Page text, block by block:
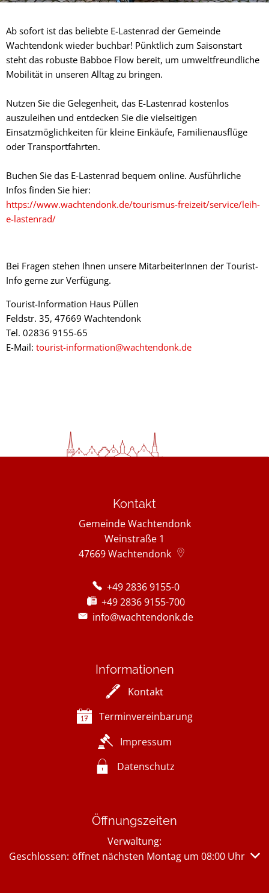
Ab sofort ist das beliebte E-Lastenrad der Gemeinde
Wachtendonk wieder buchbar! Pünktlich zum Saisonstart
steht das robuste Babboe Flow bereit, um umweltfreundliche
Mobilität in unseren Alltag zu bringen.
Nutzen Sie die Gelegenheit, das E-Lastenrad kostenlos
auszuleihen und entdecken Sie die vielseitigen
Einsatzmöglichkeiten für kleine Einkäufe, Familienausflüge
oder Transportfahrten.
Buchen Sie das E-Lastenrad bequem online. Ausführliche
Infos finden Sie hier:
https://www.wachtendonk.de/tourismus-freizeit/service/leih-
e-lastenrad/
Bei Fragen stehen Ihnen unsere MitarbeiterInnen der Tourist-
Info gerne zur Verfügung.
Tourist-Information Haus Püllen
Feldstr. 35, 47669 Wachtendonk
Tel. 02836 9155-65
E-Mail: tourist-information@wachtendonk.de
Kontakt
Gemeinde Wachtendonk
Weinstraße 1
47669Wachtendonk
+49 2836 9155-0
+49 2836 9155-700
info@wachtendonk.de
Informationen
Kontakt
Terminvereinbarung
Impressum
Datenschutz
Öffnungszeiten
Verwaltung:
Klicken, um weitere Öffnungs- oder Schließzeiten
Geschlossen: öffnet nächsten Montag um 08:00 Uhr